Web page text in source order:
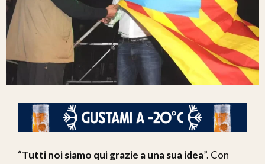
“Tutti noi siamo qui grazie a una sua idea”. Con